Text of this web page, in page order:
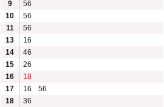
9
56
10
56
11
56
13
16
14
46
15
26
16
18
17
16
56
18
36